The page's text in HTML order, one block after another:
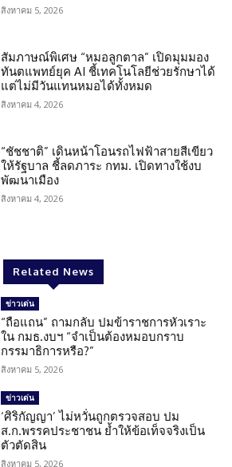
สิงหาคม 5, 2026
สัมภาษณ์พิเศษ “หมอลูกตาล” เปิดมุมมอง
ทันตแพทย์ยุค AI ชี้เทคโนโลยีช่วยรักษาได้
แต่ไม่มีวันแทนหมอได้ทั้งหมด
สิงหาคม 4, 2026
“ชัชชาติ” เดินหน้าโอนรถไฟฟ้าสายสีเขียว
ให้รัฐบาล ชี้ลดภาระ กทม. เปิดทางใช้งบ
พัฒนาเมือง
สิงหาคม 4, 2026
Related News
ข่าวเด่น
“ถือแถน” ถามกลับ ปมข้าราชการหัวเราะ
ใน กมธ.งบฯ “จำเป็นต้องหมอบกราบ
กรรมาธิการหรือ?”
สิงหาคม 5, 2026
ข่าวเด่น
‘ศิริกัญญา’ ไม่หวั่นถูกตรวจสอบ ปม
ส.ก.พรรคประชาชน ย้ำให้ข้อเท็จจริงเป็น
ตัวตัดสิน
สิงหาคม 5, 2026